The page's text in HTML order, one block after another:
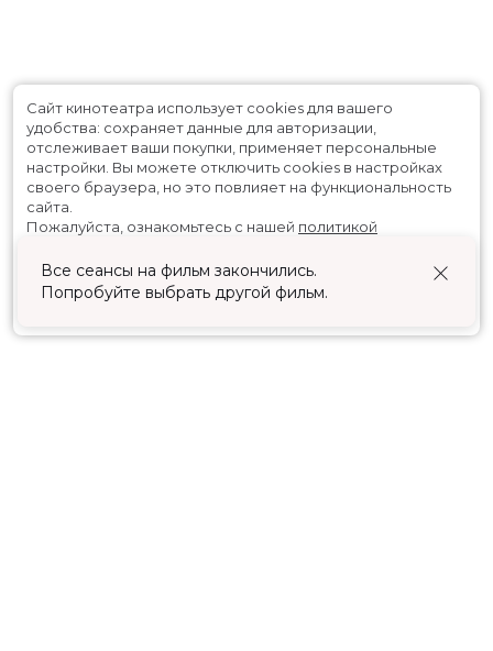
Все сеансы на фильм закончились.
Попробуйте выбрать другой фильм.
Сайт кинотеатра использует cookies для вашего
удобства: сохраняет данные для авторизации,
отслеживает ваши покупки, применяет персональные
настройки. Вы можете отключить cookies в настройках
своего браузера, но это повлияет на функциональность
сайта.
Пожалуйста, ознакомьтесь с нашей политикой
Принять